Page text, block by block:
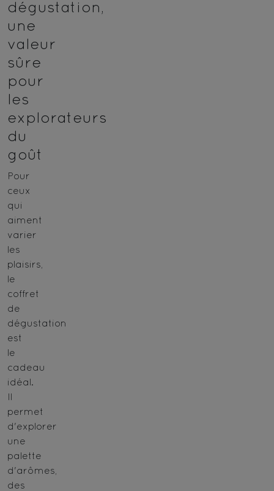
dégustation,
une
valeur
sûre
pour
les
explorateurs
du
goût
Pour
ceux
qui
aiment
varier
les
plaisirs,
le
coffret
de
dégustation
est
le
cadeau
idéal.
Il
permet
d'explorer
une
palette
d'arômes,
des